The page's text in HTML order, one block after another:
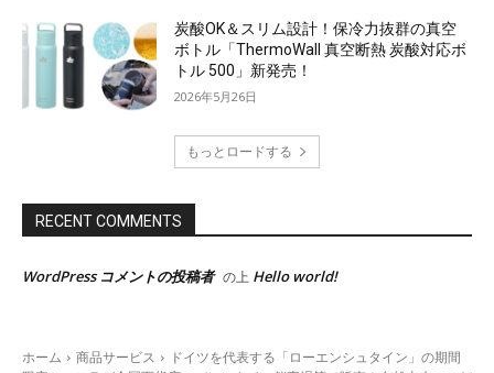
炭酸OK＆スリム設計！保冷力抜群の真空
ボトル「ThermoWall 真空断熱 炭酸対応ボ
トル 500」新発売！
2026年5月26日
もっとロードする
RECENT COMMENTS
WordPress コメントの投稿者 の上 Hello world!